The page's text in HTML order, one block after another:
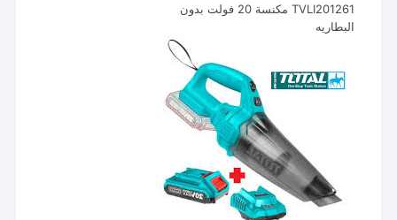
TVLI201261 مكنسة 20 فولت بدون
البطاريه